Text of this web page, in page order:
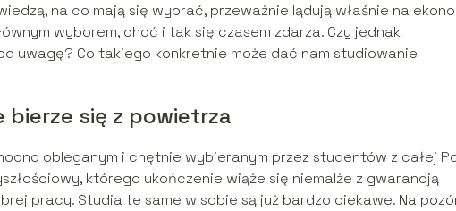
na co mają się wybrać, przeważnie lądują właśnie na
wyborem, choć i tak się czasem zdarza. Czy jednak
uwagę? Co takiego konkretnie może dać nam studiowanie
bierze się z powietrza
obleganym i chętnie wybieranym przez studentów z całej
którego ukończenie wiąże się niemalże z gwarancją
pracy. Studia te same w sobie są już bardzo ciekawe. Na